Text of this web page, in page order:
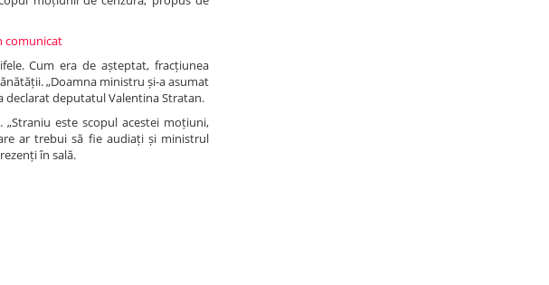
comunicat
Cum era de așteptat, fracțiunea
„Doamna ministru și-a asumat
declarat deputatul Valentina Stratan.
este scopul acestei moțiuni,
ar trebui să fie audiați și ministrul
în sală.